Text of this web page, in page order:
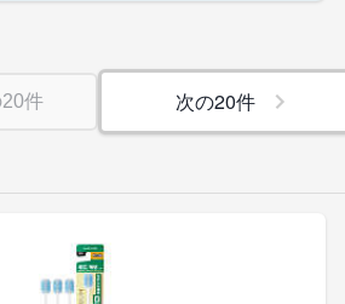
20件 次の20件